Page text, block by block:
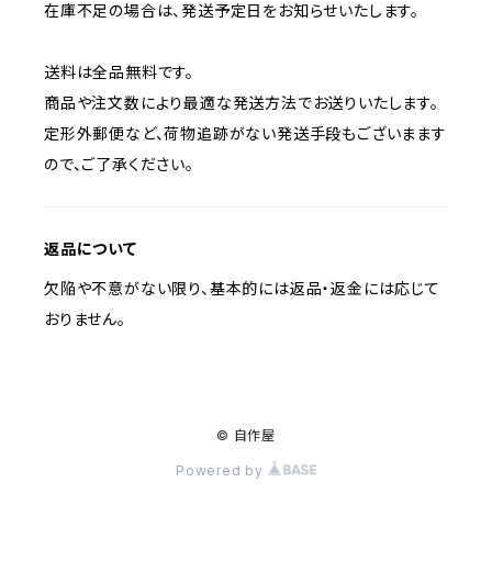
在庫不足の場合は、発送予定日をお知らせいたします。
送料は全品無料です。
商品や注文数により最適な発送方法でお送りいたします。
定形外郵便など、荷物追跡がない発送手段もございまます
ので、ご了承ください。
返品について
欠陥や不意がない限り、基本的には返品・返金には応じて
おりません。
© 自作屋
Powered by